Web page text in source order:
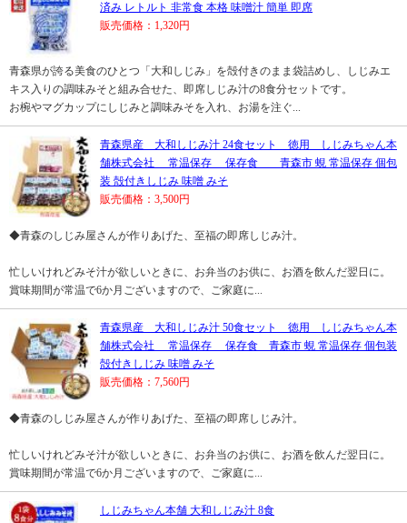
済み レトルト 非常食 本格 味噌汁 簡単 即席
販売価格：1,320円
青森県が誇る美食のひとつ「大和しじみ」を殻付きのまま袋詰めし、しじみエ
キス入りの調味みそと組み合せた、即席しじみ汁の8食分セットです。
お椀やマグカップにしじみと調味みそを入れ、お湯を注ぐ...
青森県産 大和しじみ汁 24食セット 徳用 しじみちゃん本
舗株式会社 常温保存 保存食 青森市 蜆 常温保存 個包
装 殻付きしじみ 味噌 みそ
販売価格：3,500円
◆青森のしじみ屋さんが作りあげた、至福の即席しじみ汁。
忙しいけれどみそ汁が欲しいときに、お弁当のお供に、お酒を飲んだ翌日に。
賞味期間が常温で6か月ございますので、ご家庭に...
青森県産 大和しじみ汁 50食セット 徳用 しじみちゃん本
舗株式会社 常温保存 保存食 青森市 蜆 常温保存 個包装
殻付きしじみ 味噌 みそ
販売価格：7,560円
◆青森のしじみ屋さんが作りあげた、至福の即席しじみ汁。
忙しいけれどみそ汁が欲しいときに、お弁当のお供に、お酒を飲んだ翌日に。
賞味期間が常温で6か月ございますので、ご家庭に...
しじみちゃん本舗 大和しじみ汁 8食